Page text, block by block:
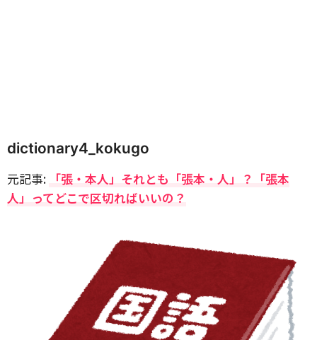
dictionary4_kokugo
元記事: 「張・本人」それとも「張本・人」？「張本
人」ってどこで区切ればいいの？